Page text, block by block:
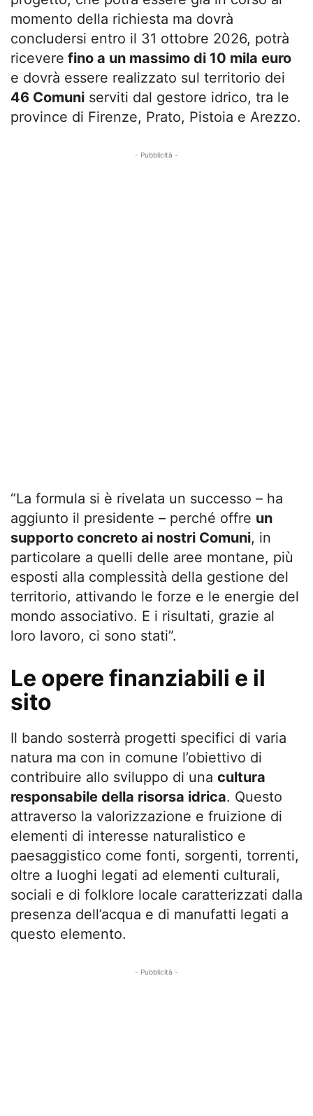
momento della richiesta ma dovrà
concludersi entro il 31 ottobre 2026, potrà
ricevere fino a un massimo di 10 mila euro
e dovrà essere realizzato sul territorio dei
46 Comuni serviti dal gestore idrico, tra le
province di Firenze, Prato, Pistoia e Arezzo.
- Pubblicità -
“La formula si è rivelata un successo – ha
aggiunto il presidente – perché offre un
supporto concreto ai nostri Comuni, in
particolare a quelli delle aree montane, più
esposti alla complessità della gestione del
territorio, attivando le forze e le energie del
mondo associativo. E i risultati, grazie al
loro lavoro, ci sono stati”.
Le opere finanziabili e il
sito
Il bando sosterrà progetti specifici di varia
natura ma con in comune l’obiettivo di
contribuire allo sviluppo di una cultura
responsabile della risorsa idrica. Questo
attraverso la valorizzazione e fruizione di
elementi di interesse naturalistico e
paesaggistico come fonti, sorgenti, torrenti,
oltre a luoghi legati ad elementi culturali,
sociali e di folklore locale caratterizzati dalla
presenza dell’acqua e di manufatti legati a
questo elemento.
- Pubblicità -